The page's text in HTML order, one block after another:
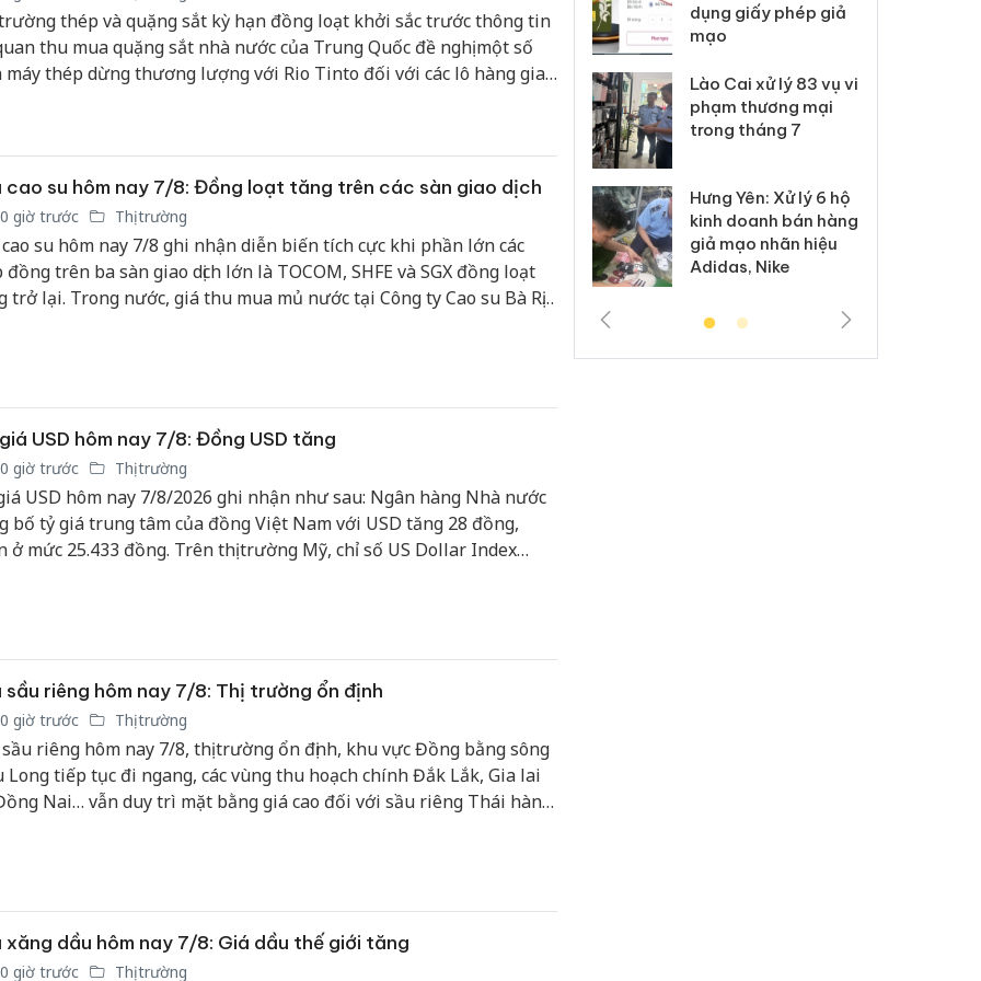
thép và quặng sắt kỳ hạn đồng loạt khởi sắc trước thông tin
thu mua quặng sắt nhà nước của Trung Quốc đề nghị một số
máy thép dừng thương lượng với Rio Tinto đối với các lô hàng giao
cao su hôm nay 7/8: Đồng loạt tăng trên các sàn giao dịch
giờ trước Thị trường
su hôm nay 7/8 ghi nhận diễn biến tích cực khi phần lớn các
đồng trên ba sàn giao dịch lớn là TOCOM, SHFE và SGX đồng loạt
trở lại. Trong nước, giá thu mua mủ nước tại Công ty Cao su Bà Rịa
USD hôm nay 7/8: Đồng USD tăng
giờ trước Thị trường
USD hôm nay 7/8/2026 ghi nhận như sau: Ngân hàng Nhà nước
bố tỷ giá trung tâm của đồng Việt Nam với USD tăng 28 đồng,
ở mức 25.433 đồng. Trên thị trường Mỹ, chỉ số US Dollar Index
sầu riêng hôm nay 7/8: Thị trường ổn định
giờ trước Thị trường
riêng hôm nay 7/8, thị trường ổn định, khu vực Đồng bằng sông
Long tiếp tục đi ngang, các vùng thu hoạch chính Đắk Lắk, Gia lai
Nai… vẫn duy trì mặt bằng giá cao đối với sầu riêng Thái hàng
xăng dầu hôm nay 7/8: Giá dầu thế giới tăng
giờ trước Thị trường
bảo vệ môi trường
kinh doanh
Công an Thanh Hóa
bán yến sào giả
Thanh Hóa: Tìm bị
bán bình sữa
Moyuum giả
dụng giấy phép giả
mạo
Lào Cai xử lý 83 vụ vi
phạm thương mại
trong tháng 7
Hưng Yên: Xử lý 6 hộ
kinh doanh bán hàng
giả mạo nhãn hiệu
Adidas, Nike